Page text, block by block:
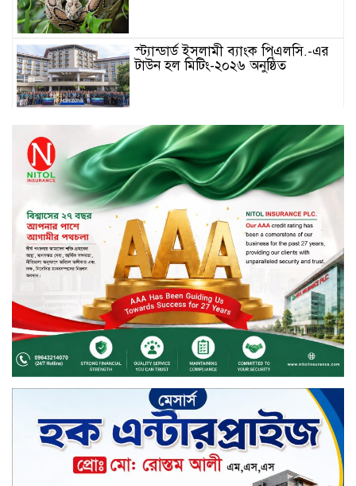
স্ট্যান্ডার্ড ইসলামী ব্যাংক পিএলসি.-এর
টাউন হল মিটিং-২০২৬ অনুষ্ঠিত
বিদায়ী সপ্তাহে দর পতনের শীর্ষে এস
আলম কোল্ড রোল্ড
বিদায়ী সপ্তাহে দর বৃদ্ধির শীর্ষে ফারইস্ট
ফাইন্যান্স
বিদায়ী সপ্তাহে লেনদেনের শীর্ষে শার্প
ইন্ডাস্ট্রিজ
চুয়াডাঙ্গায় বিএআরআই’র কৃষি গবেষণা
কেন্দ্র, মেহেরপুর এর আঞ্চলিক রিভিউ
কর্মশালা/২০২৫-২৬ অনুষ্ঠিত
মুসলিম নিকাহ রেজিস্ট্রার কল্যাণ
পরিষদের সম্মেলন অনুষ্ঠিত